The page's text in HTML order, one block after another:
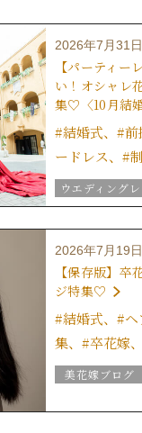
2026年7月31日
【パーティー
い！オシャレ
集♡〈10月結
#結婚式、#前
ードレス、#
ウエディング
結婚式の演出
結婚式のおも
ブライダルフ
グラツィエの
結婚式の豆知識
ウエディング
グラツィエにつ
2026年7月19日
【保存版】卒
ジ特集♡
#結婚式、#
集、#卒花嫁
美花嫁ブログ